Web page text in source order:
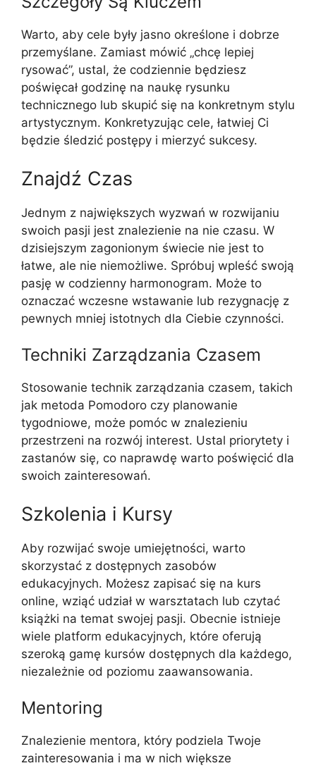
Warto, aby cele były jasno określone i dobrze
przemyślane. Zamiast mówić „chcę lepiej
rysować”, ustal, że codziennie będziesz
poświęcał godzinę na naukę rysunku
technicznego lub skupić się na konkretnym stylu
artystycznym. Konkretyzując cele, łatwiej Ci
będzie śledzić postępy i mierzyć sukcesy.
Znajdź Czas
Jednym z największych wyzwań w rozwijaniu
swoich pasji jest znalezienie na nie czasu. W
dzisiejszym zagonionym świecie nie jest to
łatwe, ale nie niemożliwe. Spróbuj wpleść swoją
pasję w codzienny harmonogram. Może to
oznaczać wczesne wstawanie lub rezygnację z
pewnych mniej istotnych dla Ciebie czynności.
Techniki Zarządzania Czasem
Stosowanie technik zarządzania czasem, takich
jak metoda Pomodoro czy planowanie
tygodniowe, może pomóc w znalezieniu
przestrzeni na rozwój interest. Ustal priorytety i
zastanów się, co naprawdę warto poświęcić dla
swoich zainteresowań.
Szkolenia i Kursy
Aby rozwijać swoje umiejętności, warto
skorzystać z dostępnych zasobów
edukacyjnych. Możesz zapisać się na kurs
online, wziąć udział w warsztatach lub czytać
książki na temat swojej pasji. Obecnie istnieje
wiele platform edukacyjnych, które oferują
szeroką gamę kursów dostępnych dla każdego,
niezależnie od poziomu zaawansowania.
Mentoring
Znalezienie mentora, który podziela Twoje
zainteresowania i ma w nich większe